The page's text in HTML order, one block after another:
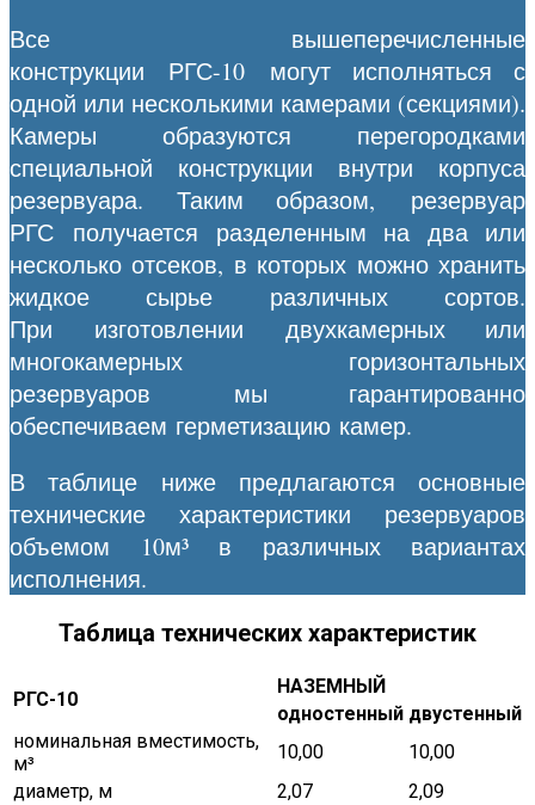
Все вышеперечисленные
конструкции РГС-10 могут исполняться с
одной или несколькими камерами (секциями).
Камеры образуются перегородками
специальной конструкции внутри корпуса
резервуара. Таким образом, резервуар
РГС получается разделенным на два или
несколько отсеков, в которых можно хранить
жидкое сырье различных сортов.
При изготовлении двухкамерных или
многокамерных горизонтальных
резервуаров мы гарантированно
обеспечиваем герметизацию камер.
В таблице ниже предлагаются основные
технические характеристики резервуаров
объемом 10м³ в различных вариантах
исполнения.
Таблица технических характеристик
РГС-10
НАЗЕМНЫЙ
одностенный двустенный
номинальная вместимость,
м³
10,00
10,00
диаметр, м
2,07
2,09